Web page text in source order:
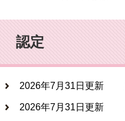
認定
2026年7月31日更新
2026年7月31日更新